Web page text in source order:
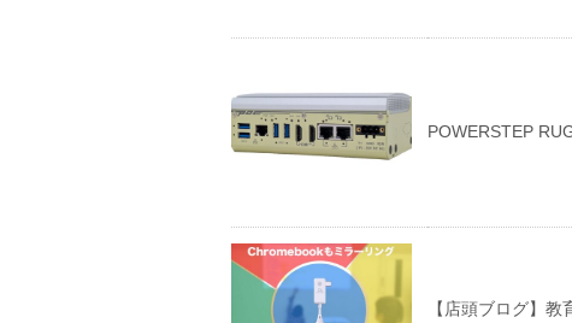
POWERSTEP
【店頭ブログ】